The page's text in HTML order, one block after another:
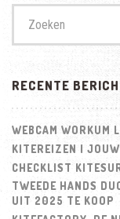
naar:
RECENTE
WEBCAM WORKUM
KITEREIZEN |
CHECKLIST
TWEEDE HANDS
UIT 2025 TE KOOP